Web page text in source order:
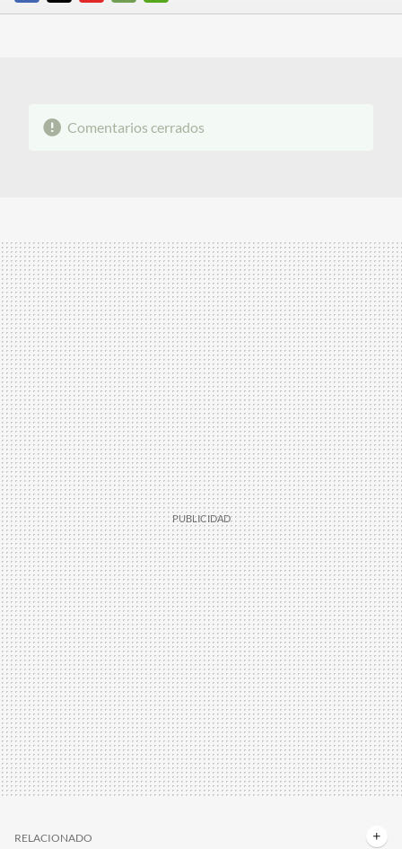
FACEBOOK
TWITTERFLIPBOARD
E-
WHATSAPP
Comentarios cerrados
RELACIONADO